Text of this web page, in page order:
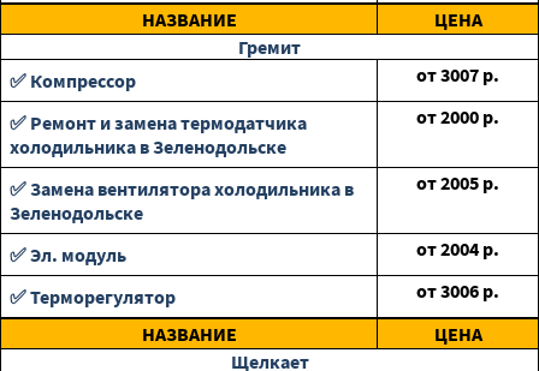
НАЗВАНИЕ
ЦЕНА
Гремит
✅ Компрессор
от3007 р.
✅ Ремонт и замена термодатчика
холодильника в Зеленодольске
от2000 р.
✅ Замена вентилятора холодильника в
Зеленодольске
от2005 р.
✅ Эл. модуль от2004 р.
✅ Терморегулятор
от3006 р.
НАЗВАНИЕ
ЦЕНА
Щелкает